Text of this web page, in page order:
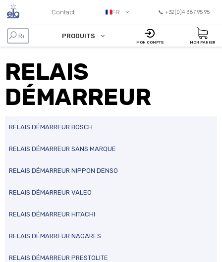
Contact FR 📞 +32(0)4 387 95 95
PRODUITS
MON COMPTE MON PANIER
RELAIS
DÉMARREUR
RELAIS DÉMARREUR BOSCH
RELAIS DÉMARREUR SANS MARQUE
RELAIS DÉMARREUR NIPPON DENSO
RELAIS DÉMARREUR VALEO
RELAIS DÉMARREUR HITACHI
RELAIS DÉMARREUR NAGARES
RELAIS DÉMARREUR PRESTOLITE